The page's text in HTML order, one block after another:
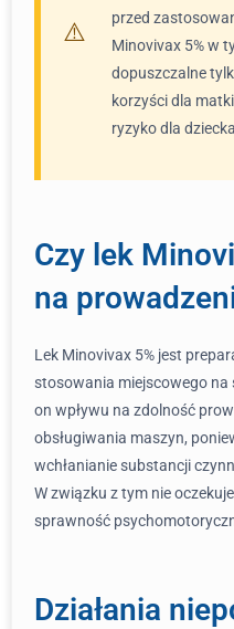
przed
Minovivax 5% w
dopuszczalne
korzyści dla
ryzyko dla
Czy lek
na
Lek Minovivax 5% jest
stosowania miejscowego na
on wpływu na zdolność
obsługiwania maszyn,
wchłanianie substancji
W związku z tym nie
sprawność
Działania